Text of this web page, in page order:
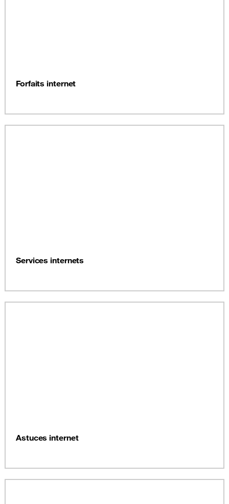
Forfaits internet
Services internets
Astuces internet